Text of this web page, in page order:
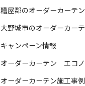
糟屋郡のオーダーカーテン
大野城市のオーダーカー
キャンペーン情報
オーダーカーテン エコ
オーダーカーテン施工事例